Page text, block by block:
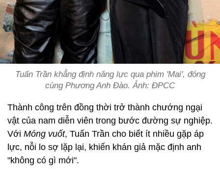
Tuấn Trần khẳng định năng lực qua phim 'Mai', đóng
cùng Phương Anh Đào. Ảnh: ĐPCC
Thành công trên đồng thời trở thành chướng ngại
vật của nam diễn viên trong bước đường sự nghiệp.
Với Móng vuốt, Tuấn Trần cho biết ít nhiều gặp áp
lực, nỗi lo sợ lặp lại, khiến khán giả mặc định anh
"không có gì mới".